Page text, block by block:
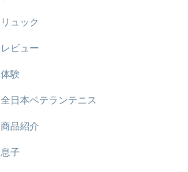
リュック
レビュー
体験
全日本ベテランテニス
商品紹介
息子